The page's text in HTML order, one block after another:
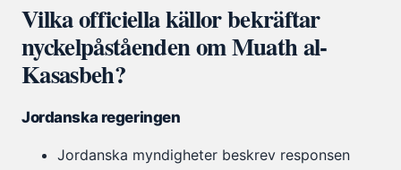
Vilka officiella källor bekräftar
nyckelpåståenden om Muath al-
Kasasbeh?
Jordanska regeringen
Jordanska myndigheter beskrev responsen